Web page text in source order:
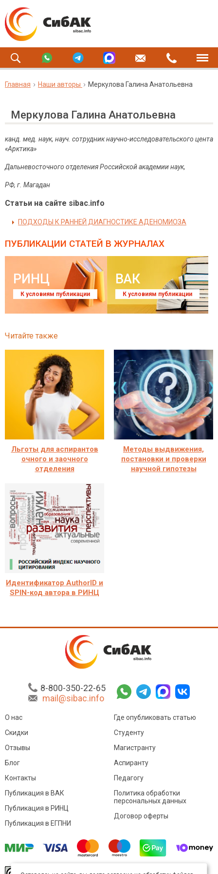
Главная Наши авторы Меркулова Галина Анатольевна
Меркулова Галина Анатольевна
канд. мед. наук, науч. сотрудник научно-исследовательского цента
«Арктика»
Дальневосточного отделения Российской академии наук,
РФ, г. Магадан
Статьи на сайте sibac.info
ПОДХОДЫ К РАННЕЙ ДИАГНОСТИКЕ АДЕНОМИОЗА
ПУБЛИКАЦИИ СТАТЕЙ В ЖУРНАЛАХ
РИНЦ
К условиям публикации
ВАК
К условиям публикации
Читайте также
Льготы для аспирантов
очного и заочного
отделения
Методы выдвижения,
постановки и проверки
научной гипотезы
Идентификатор AuthorID и
SPIN-код автора в РИНЦ
8-800-350-22-65
mail@sibac.info
О нас
Скидки
Отзывы
Блог
Контакты
Где опубликовать статью
Студенту
Магистранту
Аспиранту
Педагогу
Публикация в ВАК
Публикация в РИНЦ
Публикация в ЕГПНИ
Политика обработки
персональных данных
Договор оферты